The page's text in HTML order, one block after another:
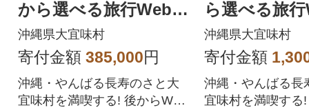
から選べる旅行Webカ
タログ旅行クーポン(9
0,000円分)
沖縄県大宜味村
寄付金額 385,000円
沖縄・やんばる長寿のさと大
宜味村を満喫する! 後からWeb
ら選べる旅
ログ旅行ク
0,000円分)
沖縄県大宜味村
寄付金額
沖縄・やんばる長
宜味村を満喫する